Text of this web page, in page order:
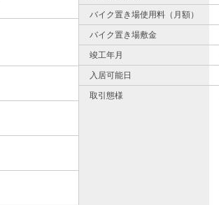
バイク置き場使用料（月額）
バイク置き場敷金
竣工年月
入居可能日
取引態様